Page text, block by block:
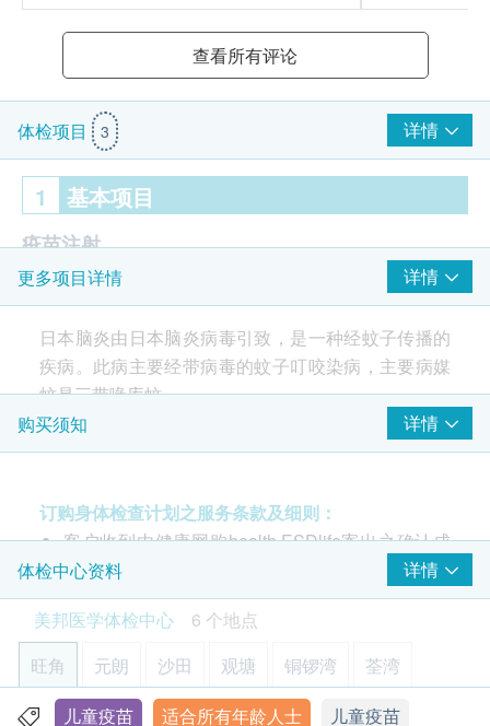
查看所有评论
体检项目 3 详情
1 基本项目
疫苗注射
注射疫苗前由醫護人員负责注射评估
由註册护士负责注射程序
更多项目详情 详情
日本脑炎由日本脑炎病毒引致，是一种经蚊子传播的
疾病。此病主要经带病毒的蚊子叮咬染病，主要病媒
蚊是三带喙库蚊。
日本脑炎由受到感染到发病为4 － 14天。大部份受感
染者没有明显病征，或只有发烧及头痛等轻微病征。
高烧、颈部僵硬、神志不清、昏迷、震颤、抽搐（尤
其是儿童）及瘫痪等征状。
此疫苗只适用于佐敦分店，由注册护士负责注射程
序。
9个月至17岁：两针相隔一年
18岁以上：需注射一针
购买须知 详情
订购身体检查计划之服务条款及细则：
客户收到由健康网购health.ESDlife寄出之确认成
功付款电邮后，美邦医学体检中心将于随后1-2个
工作天的办公时间内，致电客户预约身体检查的时
间及地点。客户亦可致电查询或在订单确认后1个
工作天致电该中心预约 (电话：2369 0680)。
购买计划后可安排由健康网购health.ESDlife发出
的正式收据，并于7-14个工作天后寄出。客户可于
体检中心资料
详情
美邦医学体检中心
6 个地点
旺角
元朗 沙田 观塘 铜锣湾 荃湾
旺角亚皆老街8号朗豪坊办公室大楼11楼
儿童疫苗 适合所有年龄人士 儿童疫苗